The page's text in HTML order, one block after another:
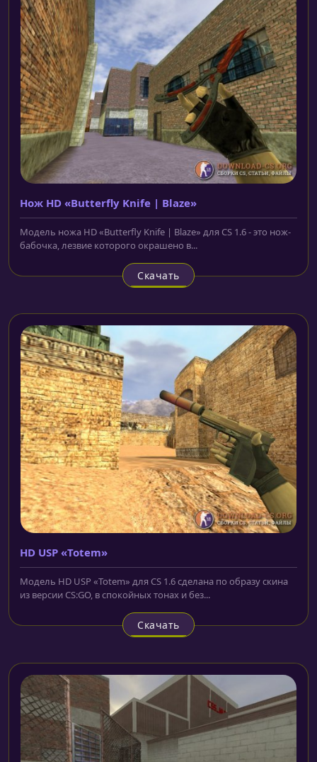
Нож HD «Butterfly Knife | Blaze»
Модель ножа HD «Butterfly Knife | Blaze» для CS 1.6 - это нож-
бабочка, лезвие которого окрашено в...
Скачать
HD USP «Totem»
Модель HD USP «Totem» для CS 1.6 сделана по образу скина
из версии CS:GO, в спокойных тонах и без...
Скачать